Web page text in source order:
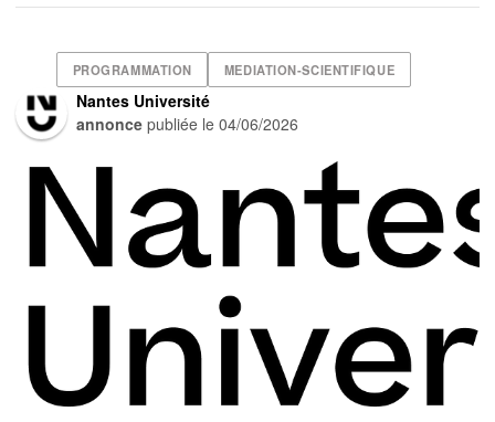
PROGRAMMATION MEDIATION-SCIENTIFIQUE
Nantes Université
annonce publiée le04/06/2026